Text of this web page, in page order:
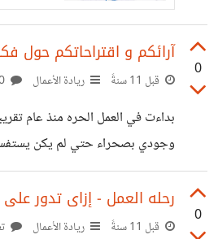
0
آرائكم و اقتراحاتكم حول
قبل 11 سنةً ريادة الأعمال
وجودي بصحراء حتي لم يكن
الله بعد فتره تعلمت اساسيات
فى I/O حسوب
0
رحله العمل - إزاى تدور
قبل 11 سنةً ريادة الأعمال